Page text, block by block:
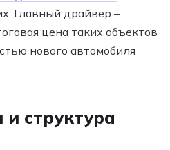
Главный драйвер –
цена таких объектов
нового автомобиля
структура